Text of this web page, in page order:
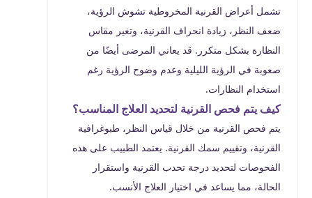
تشمل أعراض القرنية المخروطية تشوش الرؤية،
ضعف النظر، زيادة انحراف القرنية، وتغير مقاس
النظارة بشكل متكرر. قد يعاني المرضى أيضًا من
صعوبة في الرؤية الليلية وعدم وضوح الرؤية رغم
استخدام النظارات.
كيف يتم فحص القرنية لتحديد العلاج المناسب؟
يتم فحص القرنية من خلال قياس النظر، طبوغرافية
القرنية، وتقييم سمك القرنية. يعتمد الطبيب على هذه
الفحوصات لتحديد درجة تحدب القرنية واستقرار
الحالة، مما يساعد في اختيار العلاج الأنسب.